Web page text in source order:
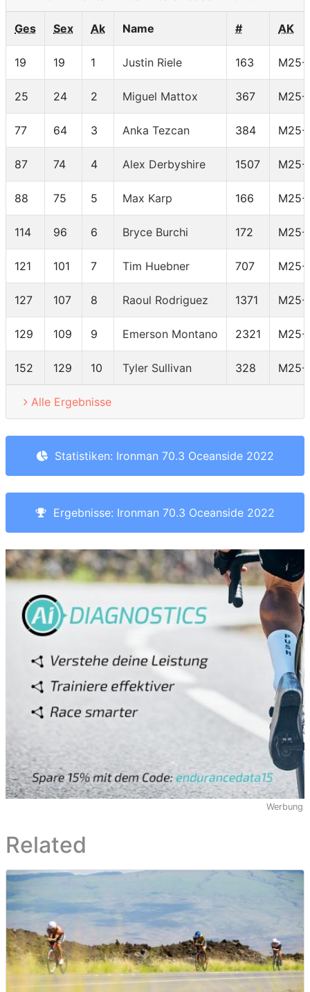
Ges Sex Ak Name # AK
19 19 1 Justin Riele 163 M25-
25 24 2 Miguel Mattox 367 M25-
77 64 3 Anka Tezcan 384 M25-
87 74 4 Alex Derbyshire 1507 M25-
88 75 5 Max Karp 166 M25-
114 96 6 Bryce Burchi 172 M25-
121 101 7 Tim Huebner 707 M25-
127 107 8 Raoul Rodriguez 1371 M25-
129 109 9 Emerson Montano 2321 M25-
152 129 10 Tyler Sullivan 328 M25-
Alle Ergebnisse
Statistiken: Ironman 70.3 Oceanside 2022
Ergebnisse: Ironman 70.3 Oceanside 2022
Werbung
Related